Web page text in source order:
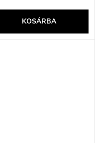
KOSÁRBA